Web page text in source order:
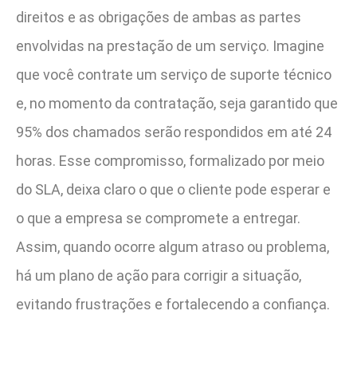
direitos e as obrigações de ambas as partes
envolvidas na prestação de um serviço. Imagine
que você contrate um serviço de suporte técnico
e, no momento da contratação, seja garantido que
95% dos chamados serão respondidos em até 24
horas. Esse compromisso, formalizado por meio
do SLA, deixa claro o que o cliente pode esperar e
o que a empresa se compromete a entregar.
Assim, quando ocorre algum atraso ou problema,
há um plano de ação para corrigir a situação,
evitando frustrações e fortalecendo a confiança.